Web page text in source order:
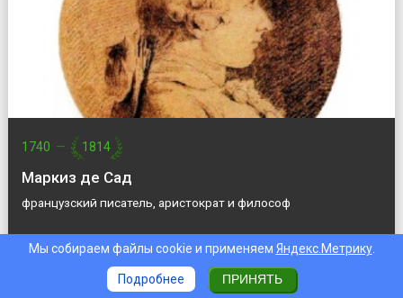
1740 — 1814
Маркиз де Сад
французский писатель, аристократ и философ
Мы собираем файлы cookie и применяем Яндекс.Метрику.
Подробнее ПРИНЯТЬ